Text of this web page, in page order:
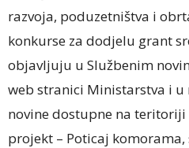
razvoja, poduzetništva i
konkurse za dodjelu grant
objavljuju u Službenim
web stranici Ministarstva i u
novine dostupne na teritoriji
projekt – Poticaj